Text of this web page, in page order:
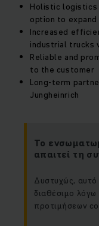
Holistic
option to
Increased
industrial trucks
Reliable and
to the customer
Long-term
Jungheinrich
Το
απαιτεί τη
Δυστυχώς, αυτό
διαθέσιμο
προτιμήσεων